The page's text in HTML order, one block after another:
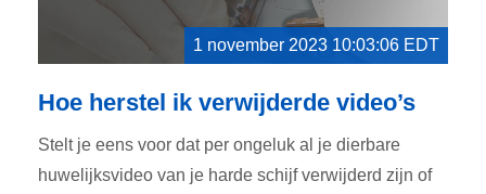
1 november 2023 10:03:06 EDT
Hoe herstel ik verwijderde video’s
Stelt je eens voor dat per ongeluk al je dierbare
huwelijksvideo van je harde schijf verwijderd zijn of